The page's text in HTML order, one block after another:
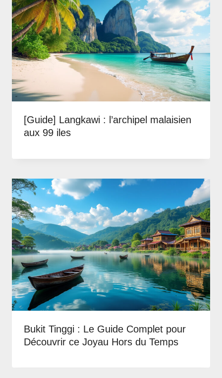
[Guide] Langkawi : l’archipel malaisien
aux 99 iles
Bukit Tinggi : Le Guide Complet pour
Découvrir ce Joyau Hors du Temps